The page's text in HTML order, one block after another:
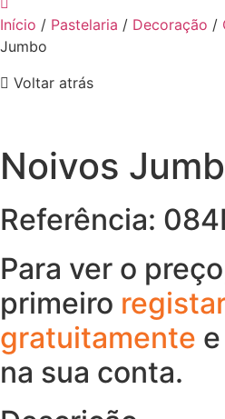
Início / Pastelaria / Decoração /
Jumbo
Voltar atrás
Noivos
Referência:
Para ver o
primeiro
gratuitamente
na sua conta.